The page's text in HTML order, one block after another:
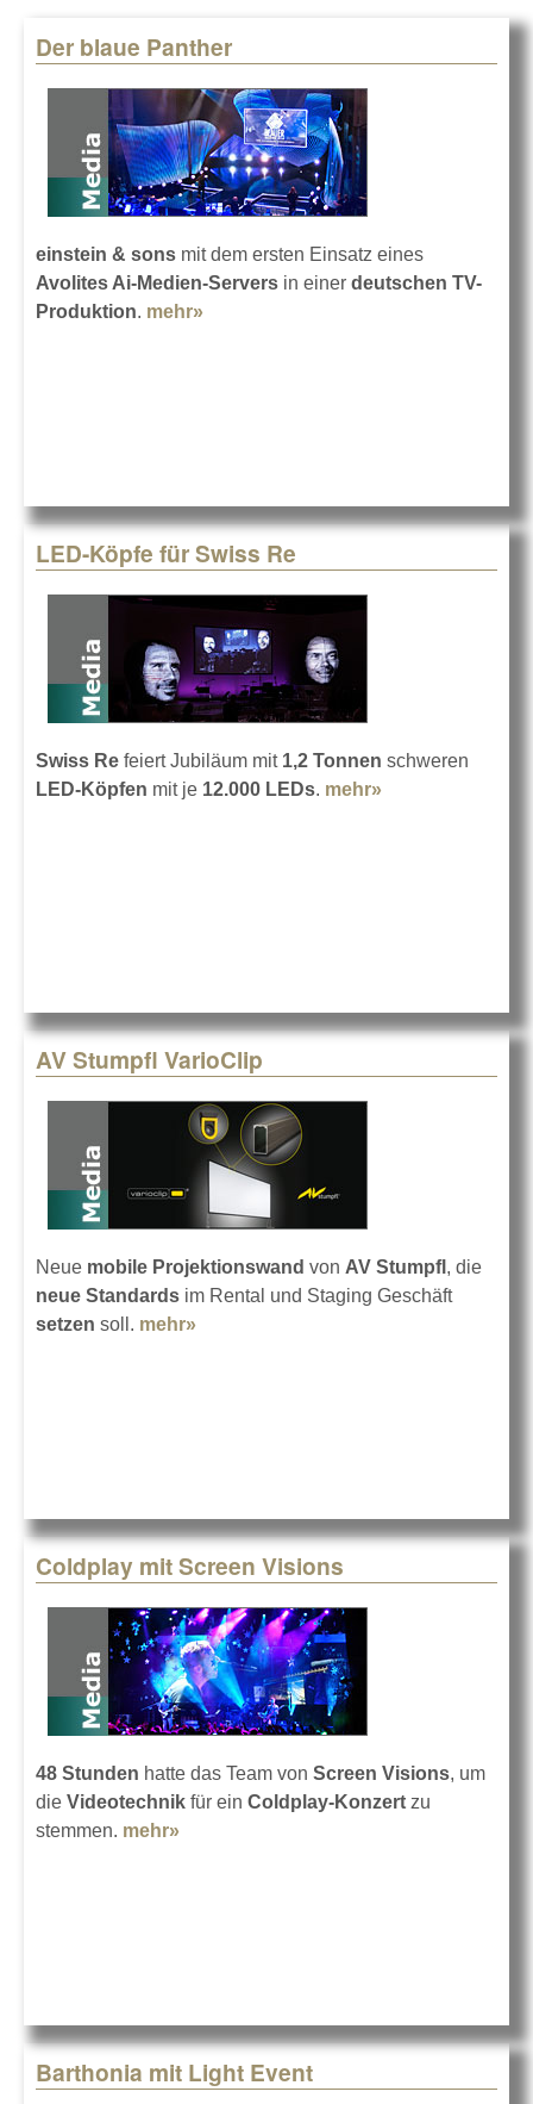
Der blaue Panther
einstein & sons mit dem ersten Einsatz eines
Avolites Ai-Medien-Servers in einer deutschen TV-
Produktion. mehr»
LED-Köpfe für Swiss Re
Swiss Re feiert Jubiläum mit 1,2 Tonnen schweren
LED-Köpfen mit je 12.000 LEDs. mehr»
AV Stumpfl VarioClip
Neue mobile Projektionswand von AV Stumpfl , die
neue Standards im Rental und Staging Geschäft
setzen soll. mehr»
Coldplay mit Screen Visions
48 Stunden hatte das Team von Screen Visions, um
die Videotechnik für ein Coldplay-Konzert zu
stemmen. mehr»
Barthonia mit Light Event
Pages